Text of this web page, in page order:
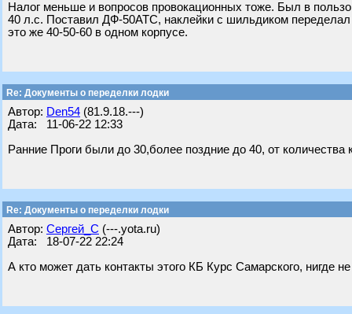
Налог меньше и вопросов провокационных тоже. Был в
40 л.с. Поставил ДФ-50АТС, наклейки с шильдиком
это же 40-50-60 в одном корпусе.
Re: Документы о переделки лодки
Автор: Den54 (81.9.18.---)
Дата: 11-06-22 12:33
Ранние Проги были до 30,более поздние до 40, от
Re: Документы о переделки лодки
Автор: Сергей_С (---.yota.ru)
Дата: 18-07-22 22:24
А кто может дать контакты этого КБ Курс Самарского, нигде